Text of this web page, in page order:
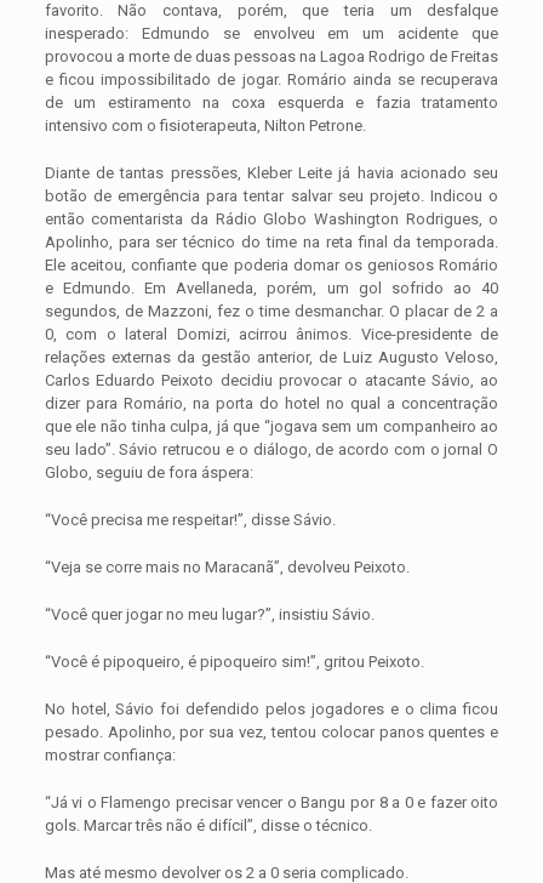
favorito. Não contava, porém, que teria um desfalque
inesperado: Edmundo se envolveu em um acidente que
provocou a morte de duas pessoas na Lagoa Rodrigo de Freitas
e ficou impossibilitado de jogar. Romário ainda se recuperava
de um estiramento na coxa esquerda e fazia tratamento
intensivo com o fisioterapeuta, Nilton Petrone.
Diante de tantas pressões, Kleber Leite já havia acionado seu
botão de emergência para tentar salvar seu projeto. Indicou o
então comentarista da Rádio Globo Washington Rodrigues, o
Apolinho, para ser técnico do time na reta final da temporada.
Ele aceitou, confiante que poderia domar os geniosos Romário
e Edmundo. Em Avellaneda, porém, um gol sofrido ao 40
segundos, de Mazzoni, fez o time desmanchar. O placar de 2 a
0, com o lateral Domizi, acirrou ânimos. Vice-presidente de
relações externas da gestão anterior, de Luiz Augusto Veloso,
Carlos Eduardo Peixoto decidiu provocar o atacante Sávio, ao
dizer para Romário, na porta do hotel no qual a concentração
que ele não tinha culpa, já que “jogava sem um companheiro ao
seu lado”. Sávio retrucou e o diálogo, de acordo com o jornal O
Globo, seguiu de fora áspera:
“Você precisa me respeitar!”, disse Sávio.
“Veja se corre mais no Maracanã”, devolveu Peixoto.
“Você quer jogar no meu lugar?”, insistiu Sávio.
“Você é pipoqueiro, é pipoqueiro sim!”, gritou Peixoto.
No hotel, Sávio foi defendido pelos jogadores e o clima ficou
pesado. Apolinho, por sua vez, tentou colocar panos quentes e
mostrar confiança:
“Já vi o Flamengo precisar vencer o Bangu por 8 a 0 e fazer oito
gols. Marcar três não é difícil”, disse o técnico.
Mas até mesmo devolver os 2 a 0 seria complicado.